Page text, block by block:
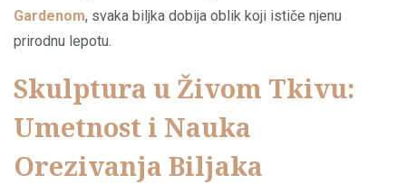
Gardenom, svaka biljka dobija oblik koji ističe njenu
prirodnu lepotu.
Skulptura u Živom Tkivu:
Umetnost i Nauka
Orezivanja Biljaka